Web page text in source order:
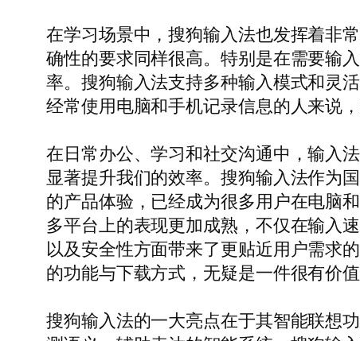
在学习场景中，搜狗输入法也发挥着非
确性的要求同样很高。特别是在需要输
率。搜狗输入法支持多种输入模式和灵
经常使用电脑和手机记录信息的人来说
在日常办公、学习和社交沟通中，输入
显著提升我们的效率。搜狗输入法作为
的产品体验，已经成为很多用户在电脑
多平台上的表现更加成熟，不仅在输入
以及安全性方面带来了更贴近用户需求
的功能与下载方式，无疑是一件很有价值
搜狗输入法的一大亮点在于其智能联想